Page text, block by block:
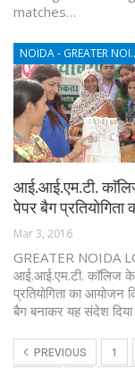
matches…
NOIDA -
आई.आई.एम.टी.
पेपर बैग
Mar 3, 2016
GREATER NOIDA
आई.आई.एम.टी. काॅलिज के
प्रतियोगिता का
बैग बनाकर यह संदेश
PREVIOUS 1